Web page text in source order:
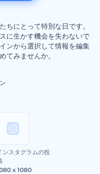
ちにとって特別な日です。
に生かす機会を失わないで
ンから選択して情報を編集
てみませんか。
ンスタグラムの投
x 1080